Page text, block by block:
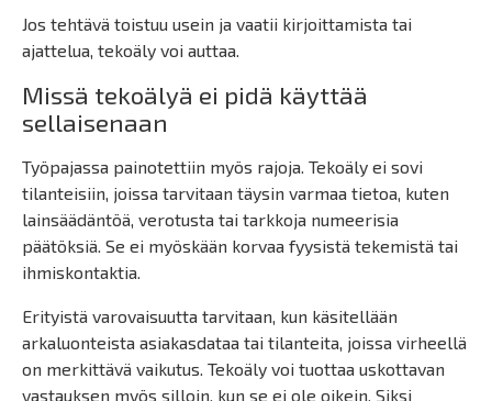
Jos tehtävä toistuu usein ja vaatii kirjoittamista tai
ajattelua, tekoäly voi auttaa.
Missä tekoälyä ei pidä käyttää
sellaisenaan
Työpajassa painotettiin myös rajoja. Tekoäly ei sovi
tilanteisiin, joissa tarvitaan täysin varmaa tietoa, kuten
lainsäädäntöä, verotusta tai tarkkoja numeerisia
päätöksiä. Se ei myöskään korvaa fyysistä tekemistä tai
ihmiskontaktia.
Erityistä varovaisuutta tarvitaan, kun käsitellään
arkaluonteista asiakasdataa tai tilanteita, joissa virheellä
on merkittävä vaikutus. Tekoäly voi tuottaa uskottavan
vastauksen myös silloin, kun se ei ole oikein. Siksi